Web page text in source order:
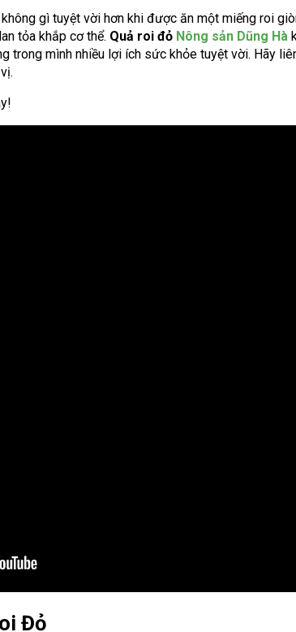
gì tuyệt vời hơn khi được ăn một miếng roi
tỏa khắp cơ thể. Quả roi đỏ Nông sản Dũng Hà
trong mình nhiều lợi ích sức khỏe tuyệt vời. Hãy
Đỏ